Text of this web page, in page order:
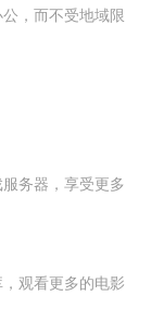
，而不受地域限
务器，享受更多
观看更多的电影